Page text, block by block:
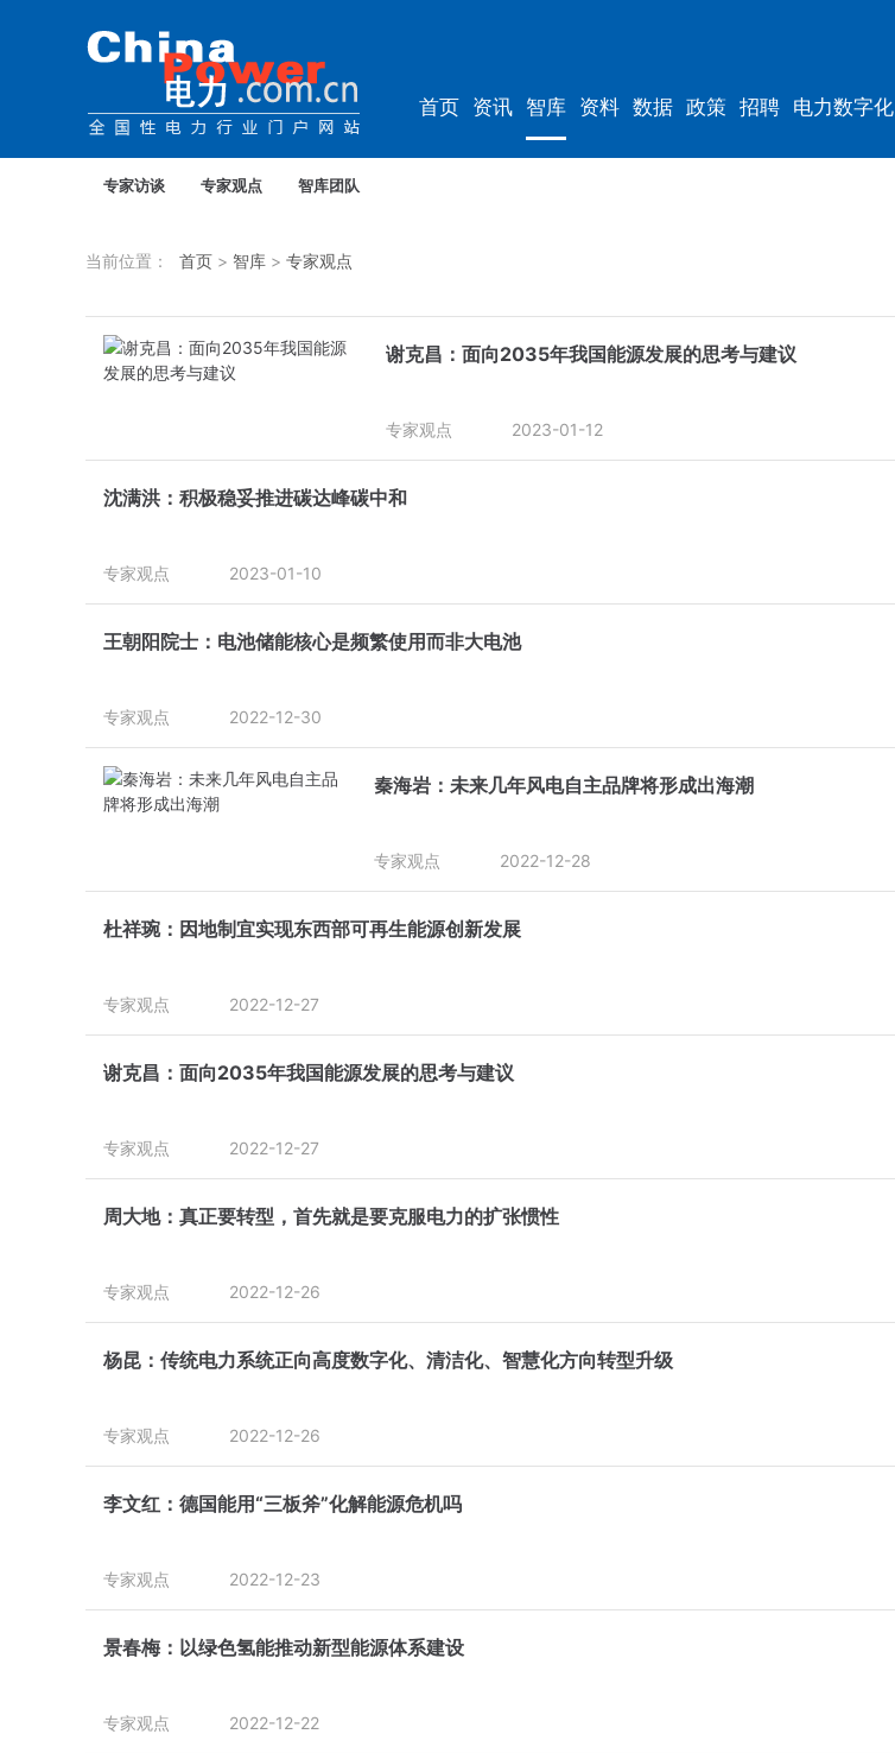
首页 资讯 智库 资料 数据 政策 招聘 电力数字化
专家访谈 专家观点 智库团队
当前位置： 首页 > 智库 > 专家观点
谢克昌：面向2035年我国能源发展的思考与建议
专家观点 2023-01-12
沈满洪：积极稳妥推进碳达峰碳中和
专家观点 2023-01-10
王朝阳院士：电池储能核心是频繁使用而非大电池
专家观点 2022-12-30
秦海岩：未来几年风电自主品牌将形成出海潮
专家观点 2022-12-28
杜祥琬：因地制宜实现东西部可再生能源创新发展
专家观点 2022-12-27
谢克昌：面向2035年我国能源发展的思考与建议
专家观点 2022-12-27
周大地：真正要转型，首先就是要克服电力的扩张惯性
专家观点 2022-12-26
杨昆：传统电力系统正向高度数字化、清洁化、智慧化方向转型升级
专家观点 2022-12-26
李文红：德国能用“三板斧”化解能源危机吗
专家观点 2022-12-23
景春梅：以绿色氢能推动新型能源体系建设
专家观点 2022-12-22